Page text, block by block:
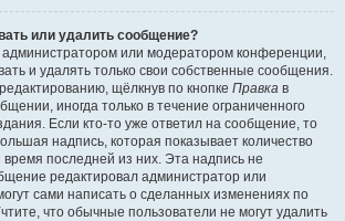
или удалить сообщение?
администратором или модератором конференции,
и удалять только свои собственные сообщения.
щёлкнув по кнопке Правка в
иногда только в течение ограниченного
Если кто-то уже ответил на сообщение, то
надпись, которая показывает количество
время последней из них. Эта надпись не
редактировал администратор или
сами написать о сделанных изменениях по
что обычные пользователи не могут удалить